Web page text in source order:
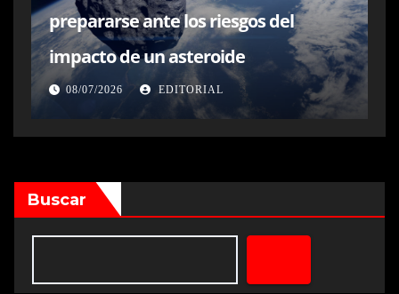
prepararse ante los riesgos del
impacto de un asteroide
08/07/2026 EDITORIAL
Buscar